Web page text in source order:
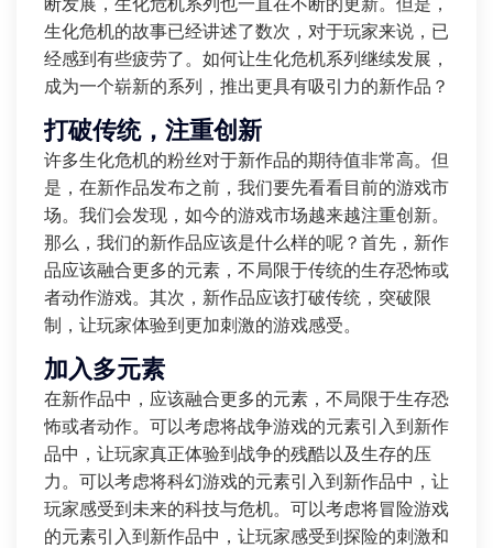
断发展，生化危机系列也一直在不断的更新。但是，
生化危机的故事已经讲述了数次，对于玩家来说，已
经感到有些疲劳了。如何让生化危机系列继续发展，
成为一个崭新的系列，推出更具有吸引力的新作品？
打破传统，注重创新
许多生化危机的粉丝对于新作品的期待值非常高。但
是，在新作品发布之前，我们要先看看目前的游戏市
场。我们会发现，如今的游戏市场越来越注重创新。
那么，我们的新作品应该是什么样的呢？首先，新作
品应该融合更多的元素，不局限于传统的生存恐怖或
者动作游戏。其次，新作品应该打破传统，突破限
制，让玩家体验到更加刺激的游戏感受。
加入多元素
在新作品中，应该融合更多的元素，不局限于生存恐
怖或者动作。可以考虑将战争游戏的元素引入到新作
品中，让玩家真正体验到战争的残酷以及生存的压
力。可以考虑将科幻游戏的元素引入到新作品中，让
玩家感受到未来的科技与危机。可以考虑将冒险游戏
的元素引入到新作品中，让玩家感受到探险的刺激和